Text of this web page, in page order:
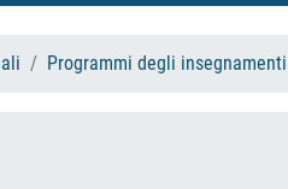
Programmi degli